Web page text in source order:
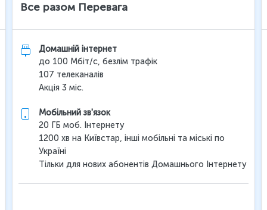
Все разом Перевага
Домашній інтернет
до 100 Мбіт/с, безлім трафік
107 телеканалів
Акція 3 міс.
Мобільний зв'язок
20 ГБ моб. Інтернету
1200 хв на Київстар, інші мобільні та міські по
Україні
Тільки для нових абонентів Домашнього Інтернету